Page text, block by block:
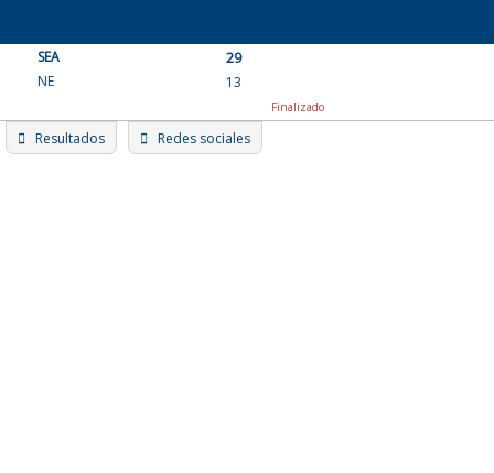
content
SEA
29
NE
13
Finalizado
Resultados Redes sociales